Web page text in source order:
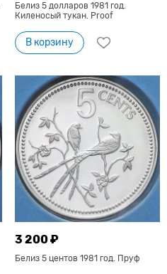
Белиз 5 долларов 1981 год.
Киленосый тукан. Proof
В корзину
3 200 ₽
Белиз 5 центов 1981 год. Пруф